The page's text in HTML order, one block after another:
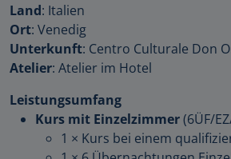
Land: Italien
Ort: Venedig
Unterkunft: Centro Culturale Don
Atelier: Atelier im Hotel
Leistungsumfang
Kurs mit Einzelzimmer(6ÜF/
1 × Kurs bei einem